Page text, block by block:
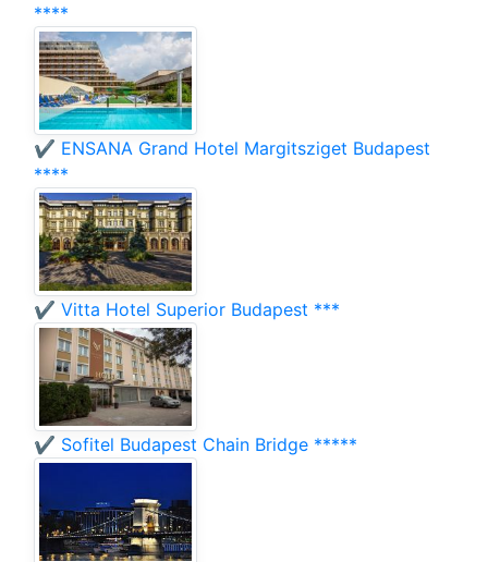
****
✔️ ENSANA Grand Hotel Margitsziget Budapest
****
✔️ Vitta Hotel Superior Budapest ***
✔️ Sofitel Budapest Chain Bridge *****